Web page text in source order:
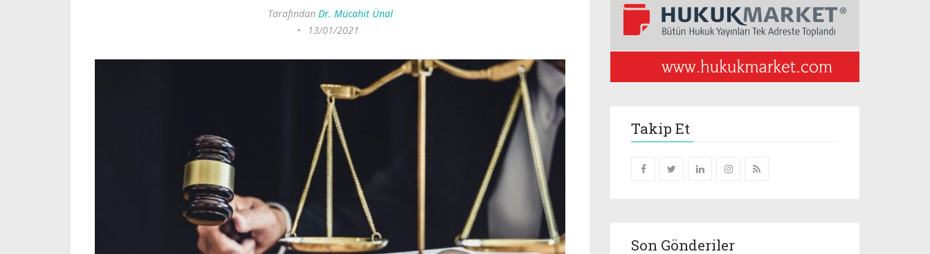
Tarafından Dr. Mücahit Ünal
•
13/01/2021
Takip Et
Son Gönderiler